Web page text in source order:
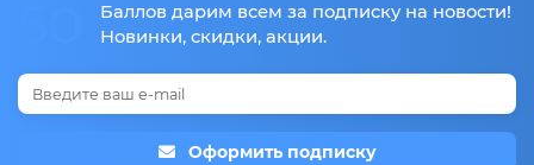
Баллов дарим всем за подписку на новости!
Новинки, скидки, акции.
Оформить подписку